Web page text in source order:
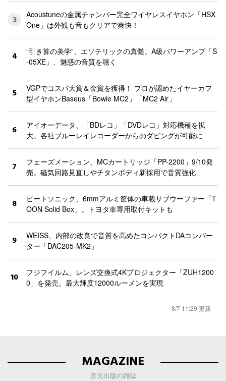
3
Acoustuneの金属チャンバー完全ワイヤレスイヤホン「HSX
One」は外観も音もクリアで爽快！
4
“引き算の美学”、エソテリックの真髄。A級パワーアンプ「S
-05XE」、魅惑の音質を聴く
5
VGPでコスパ大賞＆金賞を獲得！ プロが認めたイヤーカフ
型イヤホンBaseus「Bowie MC2」「MC2 Air」
6
アイオーデータ、「BDレコ」「DVDレコ」対応機種を拡
大。各社ブルーレイレコーダーからのダビングが可能に
7
フェーズメーション、MCカートリッジ「PP-2200」9/10発
売。磁気回路見直しやチタンボディ新採用で音質強化
8
ビートソニック、6mmアルミ筐体の車載サブウーファー「T
OON Solid Box」。トヨタ車専用取付キットも
9
WEISS、内部の改良で音質を高めたコンパクトDAコンバー
ター「DAC205-MK2」
10
フジフイルム、レンズ交換式4Kプロジェクター「ZUH1200
0」を発売。最大輝度12000ルーメンを実現
8/7 11:29 更新
MAGAZINE
音元出版の雑誌